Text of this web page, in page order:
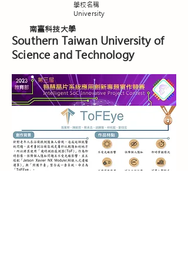
學校名稱
University
南臺科技大學
Southern Taiwan University of
Science and Technology